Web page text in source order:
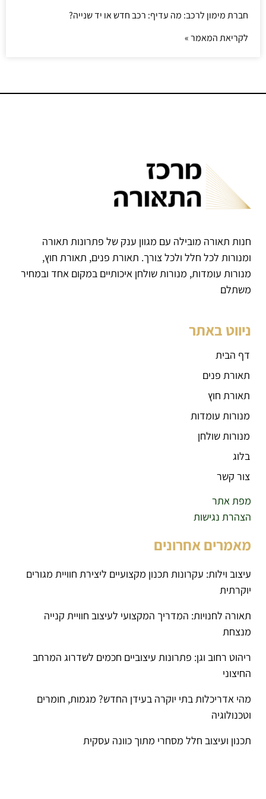
חברת מימון לרכב: מה עדיף: רכב חדש או יד שנייה?
לקריאת המאמר »
חנות תאורה מובילה עם מגוון ענק של פתרונות תאורה
ומנורות לכל חלל ולכל צורך. תאורת פנים, תאורת חוץ,
מנורות עומדות, מנורות שולחן איכותיים במקום אחד ובמחיר
משתלם
ניווט באתר
דף הבית
תאורת פנים
תאורת חוץ
מנורות עומדות
מנורות שולחן
בלוג
צור קשר
מפת אתר
הצהרת נגישות
מאמרים אחרונים
עיצוב וילות: עקרונות תכנון מקצועיים ליצירת חוויית מגורים
יוקרתית
תאורה לחנויות: המדריך המקצועי לעיצוב חוויית קנייה
מנצחת
ריהוט רחוב וגן: פתרונות עיצוביים חכמים לשדרוג המרחב
החיצוני
מהי אדריכלות בתי יוקרה בעידן החדש? מגמות, חומרים
וטכנולוגיה
תכנון ועיצוב חלל מסחרי מתוך כוונה עסקית